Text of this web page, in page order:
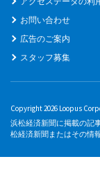
お問い合わせ
広告のご案内
スタッフ募集
Copyright 2026 Loopus
浜松経済新聞に掲載の記
松経済新聞またはその情